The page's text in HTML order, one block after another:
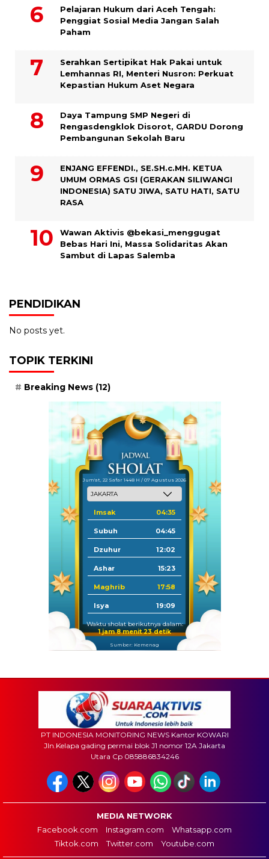
Pelajaran Hukum dari Aceh Tengah:
Penggiat Sosial Media Jangan Salah
Paham
Serahkan Sertipikat Hak Pakai untuk
Lemhannas RI, Menteri Nusron: Perkuat
Kepastian Hukum Aset Negara
Daya Tampung SMP Negeri di
Rengasdengklok Disorot, GARDU Dorong
Pembangunan Sekolah Baru
ENJANG EFFENDI., SE.SH.c.MH. KETUA
UMUM ORMAS GSI (GERAKAN SILIWANGI
INDONESIA) SATU JIWA, SATU HATI, SATU
RASA
Wawan Aktivis @bekasi_menggugat
Bebas Hari Ini, Massa Solidaritas Akan
Sambut di Lapas Salemba
PENDIDIKAN
No posts yet.
TOPIK TERKINI
Breaking News (12)
Jum'at, 22 Safar 1448 H / 07 Agustus 2026
Imsak 04:35
Subuh 04:45
Dzuhur 12:02
Ashar 15:23
Maghrib 17:58
Isya 19:09
Waktu sholat berikutnya dalam:
1 jam 8 menit 21 detik
Sumber: Kemenag
PT INDONESIA MONITORING NEWS Kantor KOWARI
Jln.Kelapa gading permai blok J1 nomor 12A Jakarta
Utara Cp 085886834246
MEDIA NETWORK
Facebook.com
Instagram.com
Whatsapp.com
Tiktok.com
Twitter.com Youtube.com